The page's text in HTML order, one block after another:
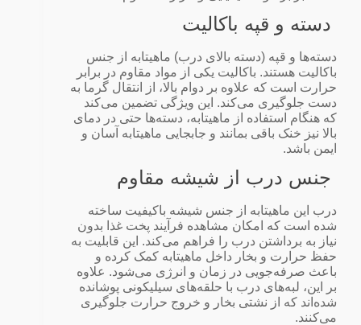
دسته و قپه باکالیت
دسته‌ها و قپه (دسته بالای درب) ماهیتابه از جنس
باکالیت هستند. باکالیت یکی از مواد مقاوم در برابر
حرارت است که علاوه بر دوام بالا، از انتقال گرما به
دست جلوگیری می‌کند. این ویژگی تضمین می‌کند
که هنگام استفاده از ماهیتابه، دسته‌ها حتی در دمای
بالا نیز خنک باقی بمانند و جابجایی ماهیتابه آسان و
ایمن باشد.
جنس درب از شیشه مقاوم
درب این ماهیتابه از جنس شیشه باکیفیت ساخته
شده است که امکان مشاهده فرآیند پخت غذا بدون
نیاز به برداشتن درب را فراهم می‌کند. این قابلیت به
حفظ حرارت و بخار داخل ماهیتابه کمک کرده و
باعث صرفه‌جویی در زمان و انرژی می‌شود. علاوه
بر این، لبه‌های درب با حلقه‌های سیلیکونی پوشانده
شده‌اند که از نشتی بخار و خروج حرارت جلوگیری
می‌کنند.